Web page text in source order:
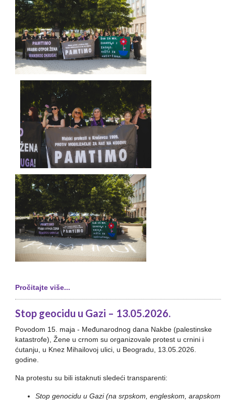
Pročitajte više...
Stop geocidu u Gazi – 13.05.2026.
Povodom 15. maja - Međunarodnog dana Nakbe (palestinske
katastrofe), Žene u crnom su organizovale protest u crnini i
ćutanju, u Knez Mihailovoj ulici, u Beogradu, 13.05.2026.
godine.
Na protestu su bili istaknuti sledeći transparenti:
Stop genocidu u Gazi (na srpskom, engleskom, arapskom